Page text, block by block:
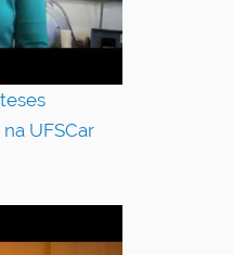
UFSCar